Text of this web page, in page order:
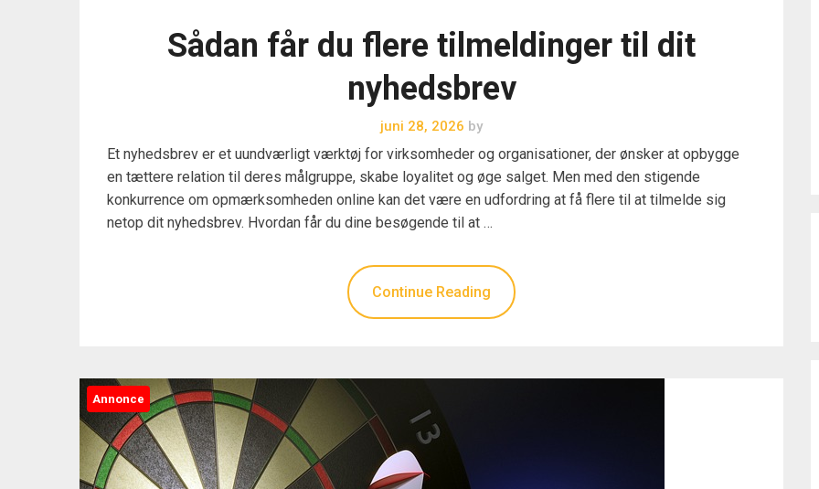
Sådan får du flere tilmeldinger til dit
nyhedsbrev
juni 28, 2026 by
Et nyhedsbrev er et uundværligt værktøj for virksomheder og organisationer, der ønsker at opbygge
en tættere relation til deres målgruppe, skabe loyalitet og øge salget. Men med den stigende
konkurrence om opmærksomheden online kan det være en udfordring at få flere til at tilmelde sig
netop dit nyhedsbrev. Hvordan får du dine besøgende til at …
Continue Reading
Annonce